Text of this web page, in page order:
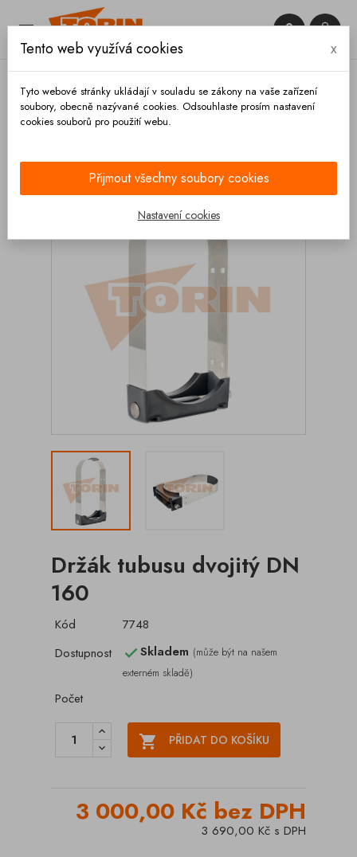
 

Držák tubusu dvojitý DN
160
Kód
7748
Dostupnost
Skladem (může být na našem
externém skladě)
Počet
 PŘIDAT DO KOŠÍKU
3 000,00 Kč bez DPH
3 690,00 Kč s DPH
Tento web využívá cookies x
Tyto webové stránky ukládají v souladu se zákony na vaše zařízení
soubory, obecně nazývané cookies. Odsouhlaste prosím nastavení
cookies souborů pro použití webu.
Přijmout všechny soubory cookies
Nastavení cookies